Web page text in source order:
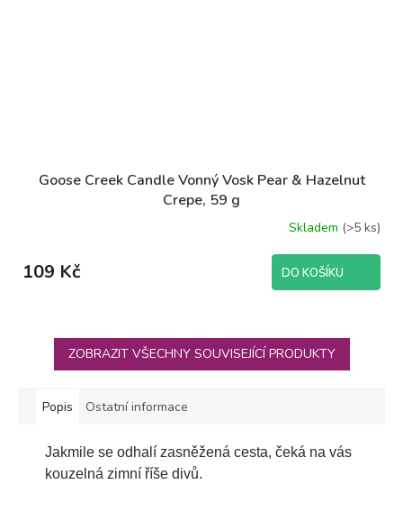
Goose Creek Candle Vonný Vosk Pear & Hazelnut
Crepe, 59 g
Skladem (>5 ks)
109 Kč DO KOŠÍKU
ZOBRAZIT VŠECHNY SOUVISEJÍCÍ PRODUKTY
Popis Ostatní informace
Jakmile se odhalí zasněžená cesta, čeká na vás
kouzelná zimní říše divů.